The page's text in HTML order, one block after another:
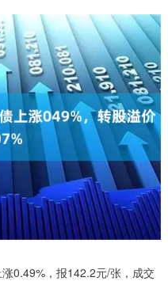
0.49%，报142.2元/张，成交